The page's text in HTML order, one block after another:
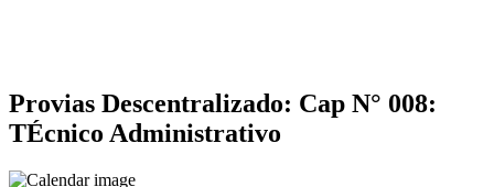
Provias Descentralizado: Cap N° 008:
TÉcnico Administrativo